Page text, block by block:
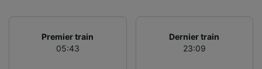
Premier train
05:43
Dernier train
23:09